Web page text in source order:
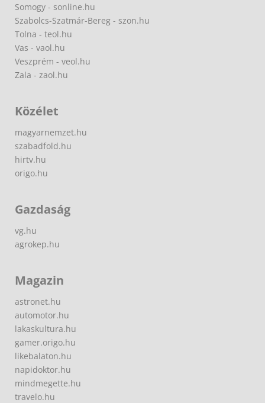
Somogy - sonline.hu
Szabolcs-Szatmár-Bereg - szon.hu
Tolna - teol.hu
Vas - vaol.hu
Veszprém - veol.hu
Zala - zaol.hu
Közélet
magyarnemzet.hu
szabadfold.hu
hirtv.hu
origo.hu
Gazdaság
vg.hu
agrokep.hu
Magazin
astronet.hu
automotor.hu
lakaskultura.hu
gamer.origo.hu
likebalaton.hu
napidoktor.hu
mindmegette.hu
travelo.hu